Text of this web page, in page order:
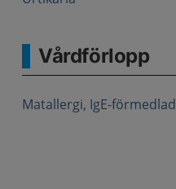
Vårdförlopp
Matallergi, IgE-förmedlad